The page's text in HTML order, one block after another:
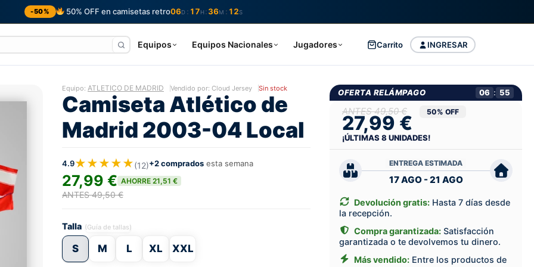
-50% 50% OFF en camisetas retro06D : 17H : 36M : 11S
Equipos Equipos Nacionales Jugadores INGRESAR
Carrito
Equipo: ATLETICO DE MADRID Vendido por: Cloud Jersey Sin stock
Camiseta Atlético de
Madrid 2003-04 Local
4.9★★★★★(12)+2 comprados esta semana
27,99 € AHORRE 21,51 €
ANTES 49,50 €
Talla (Guía de tallas)
S M L XL XXL
OFERTA RELÁMPAGO 06 : 55
49,50 €
27,99 € 50% OFF
¡ÚLTIMAS8UNIDADES!
ENTREGA ESTIMADA
17 AGO - 21 AGO
Devolución gratis: Hasta 7 días desde
la recepción.
Compra garantizada: Satisfacción
garantizada o te devolvemos tu dinero.
Más vendido: Entre los productos de